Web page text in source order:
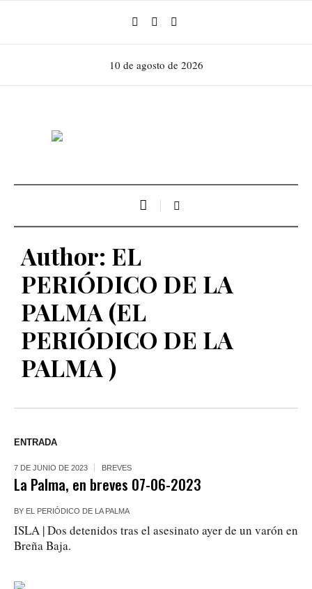
10 de agosto de 2026
Author: EL
PERIÓDICO DE LA
PALMA (EL
PERIÓDICO DE LA
PALMA )
ENTRADA
7 DE JUNIO DE 2023 BREVES
La Palma, en breves 07-06-2023
BY EL PERIÓDICO DE LA PALMA
ISLA | Dos detenidos tras el asesinato ayer de un varón en
Breña Baja.